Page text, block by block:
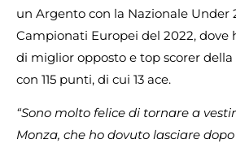
un Argento con la Nazionale Under
Campionati Europei del 2022, dove
di miglior opposto e top scorer
con 115 punti, di cui 13 ace.
“Sono molto felice di tornare a
Monza, che ho dovuto lasciare